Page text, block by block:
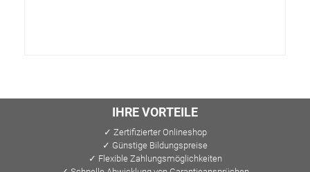
IHRE VORTEILE
✓ Zertifizierter Onlineshop
✓ Günstige Bildungspreise
✓ Flexible Zahlungsmöglichkeiten